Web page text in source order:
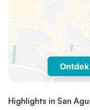
Highlights in San